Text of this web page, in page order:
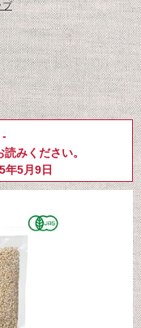
プ
-
読みください。
5月9日